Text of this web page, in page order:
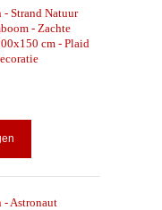
Strand Natuur
- Zachte
cm - Plaid
Astronaut